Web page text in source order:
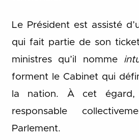
Le Président est assisté
qui fait partie de son
ministres qu’il nomme
forment le Cabinet qui
la nation. À cet
responsable
Parlement.